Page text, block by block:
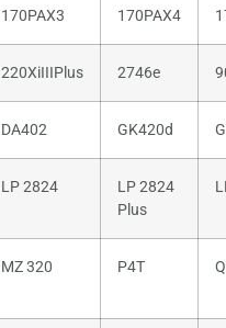
170PAX3 170PAX4
220XiIIIPlus 2746e
DA402 GK420d
LP 2824
LP 2824
Plus
MZ 320 P4T